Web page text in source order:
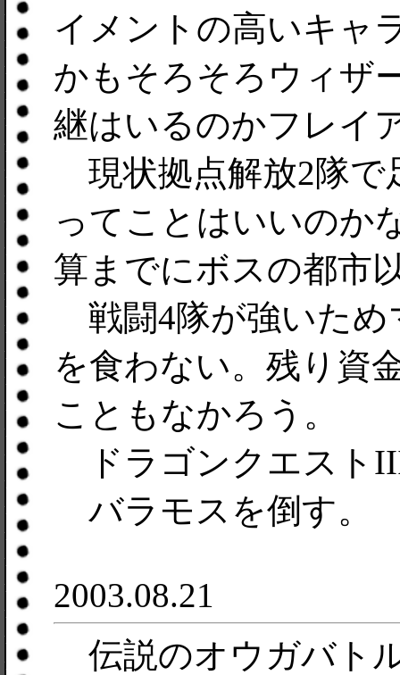
イメントの高いキャ
かもそろそろウィザ
継はいるのかフレイ
現状拠点解放2隊で
ってことはいいのか
算までにボスの都市
戦闘4隊が強いため
を食わない。残り資
こともなかろう。
ドラゴンクエスト
バラモスを倒す。
2003.08.21
伝説のオウガバト